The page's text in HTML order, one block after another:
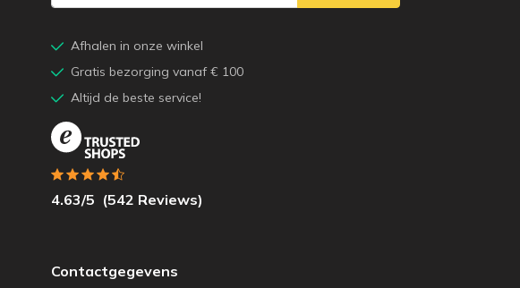
Contactgegevens
Afhalen in onze winkel
Gratis bezorging vanaf € 100
Altijd de beste service!
4.63/5 (542 Reviews)